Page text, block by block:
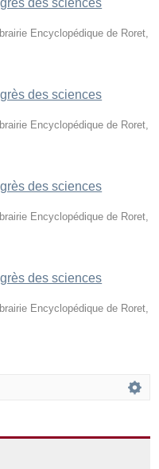
des sciences
Encyclopédique de Roret
des sciences
Encyclopédique de Roret
des sciences
Encyclopédique de Roret
des sciences
Encyclopédique de Roret